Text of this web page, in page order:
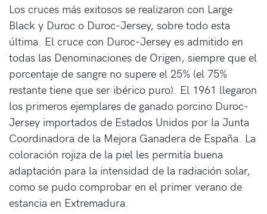
Los cruces más exitosos se realizaron con Large
Black y Duroc o Duroc-Jersey, sobre todo esta
última. El cruce con Duroc-Jersey es admitido en
todas las Denominaciones de Origen, siempre que el
porcentaje de sangre no supere el 25% (el 75%
restante tiene que ser ibérico puro). El 1961 llegaron
los primeros ejemplares de ganado porcino Duroc-
Jersey importados de Estados Unidos por la Junta
Coordinadora de la Mejora Ganadera de España. La
coloración rojiza de la piel les permitía buena
adaptación para la intensidad de la radiación solar,
como se pudo comprobar en el primer verano de
estancia en Extremadura.